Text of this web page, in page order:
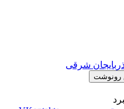
شرقی
رونوشت